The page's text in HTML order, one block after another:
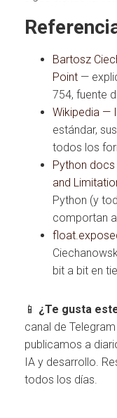
Bartosz
Point —
754, fuente
Wikipedia —
estándar,
todos los
Python
and
Python (y
comportan
bit a bit en
📱 ¿Te gusta
canal de Telegram
publicamos a
IA y desarrollo.
todos los días.